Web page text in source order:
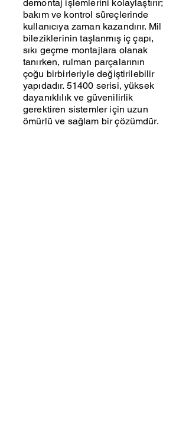
demontaj işlemlerini kolaylaştırır;
bakım ve kontrol süreçlerinde
kullanıcıya zaman kazandırır. Mil
bileziklerinin taşlanmış iç çapı,
sıkı geçme montajlara olanak
tanırken, rulman parçalarının
çoğu birbirleriyle değiştirilebilir
yapıdadır. 51400 serisi, yüksek
dayanıklılık ve güvenilirlik
gerektiren sistemler için uzun
ömürlü ve sağlam bir çözümdür.